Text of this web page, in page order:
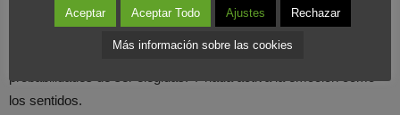
En un contexto donde las decisiones de compra son cada vez
más impulsivas, las marcas que apelan a la emoción tienen más
probabilidades de ser elegidas. Y nada activa la emoción como
los sentidos.
Aceptar Aceptar Todo Ajustes Rechazar
Más información sobre las cookies